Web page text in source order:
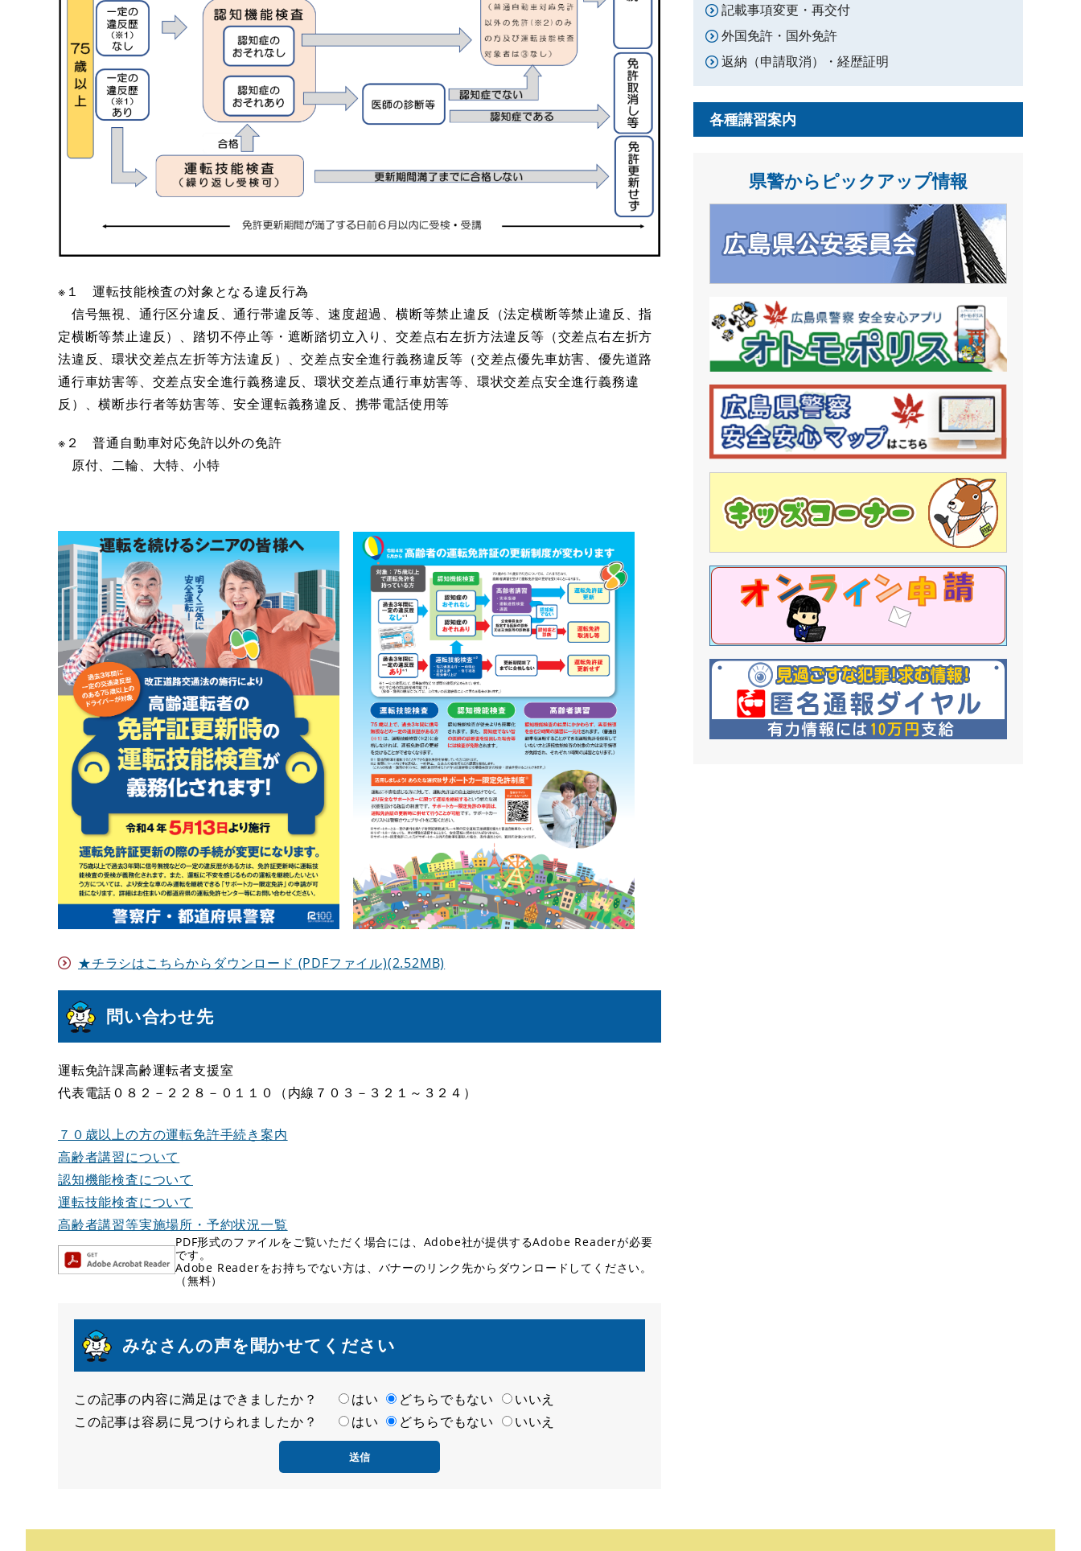
※１ 運転技能検査の対象となる違反行為
信号無視、通行区分違反、通行帯違反等、速度超過、横断等禁止違反（法定横断等禁止違反、指
定横断等禁止違反）、踏切不停止等・遮断踏切立入り、交差点右左折方法違反等（交差点右左折方
法違反、環状交差点左折等方法違反）、交差点安全進行義務違反等（交差点優先車妨害、優先道路
通行車妨害等、交差点安全進行義務違反、環状交差点通行車妨害等、環状交差点安全進行義務違
反）、横断歩行者等妨害等、安全運転義務違反、携帯電話使用等
※２ 普通自動車対応免許以外の免許
​ 原付、二輪、大特、小特
★チラシはこちらからダウンロード (PDFファイル)(2.52MB)
問い合わせ先
運転免許課高齢運転者支援室
代表電話０８２－２２８－０１１０（内線７０３－３２１～３２４）
７０歳以上の方の運転免許手続き案内
高齢者講習について
認知機能検査について
運転技能検査について
高齢者講習等実施場所・予約状況一覧
PDF形式のファイルをご覧いただく場合には、Adobe社が提供するAdobe Readerが必要
です。
Adobe Readerをお持ちでない方は、バナーのリンク先からダウンロードしてください。
（無料）
みなさんの声を聞かせてください
満
足
この記事の内容に満足はできましたか？ はい どちらでもない
いいえ
容
この記事は容易に見つけられましたか？ はい どちらでもない いいえ
記載事項変更・再交付
外国免許・国外免許
返納（申請取消）・経歴証明
各種講習案内
県警からピックアップ情報